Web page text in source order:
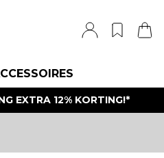
EXTRA 12% KORTING!*